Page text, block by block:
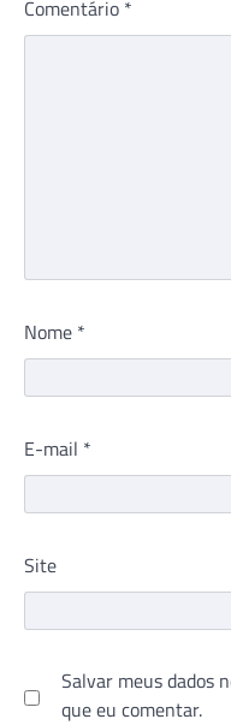
Comentário *
Nome *
E-mail *
Site
Salvar meus dados
que eu comentar.